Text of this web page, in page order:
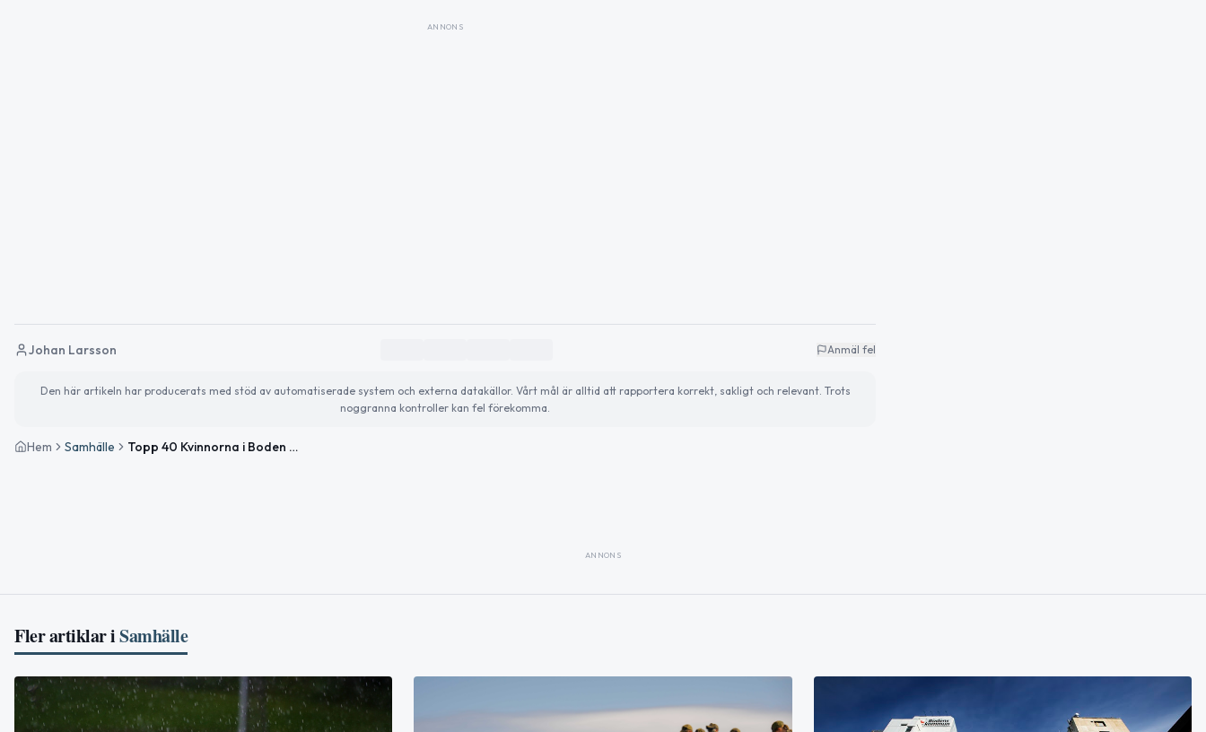
ANNONS
Johan Larsson Anmäl fel
Den här artikeln har producerats med stöd av automatiserade system och externa datakällor. Vårt mål är alltid att rapportera korrekt, sakligt och relevant. Trots
noggranna kontroller kan fel förekomma.
Hem Samhälle Topp 40 Kvinnorna i Boden med högst taxerad inkomst
ANNONS
Fler artiklar iSamhälle